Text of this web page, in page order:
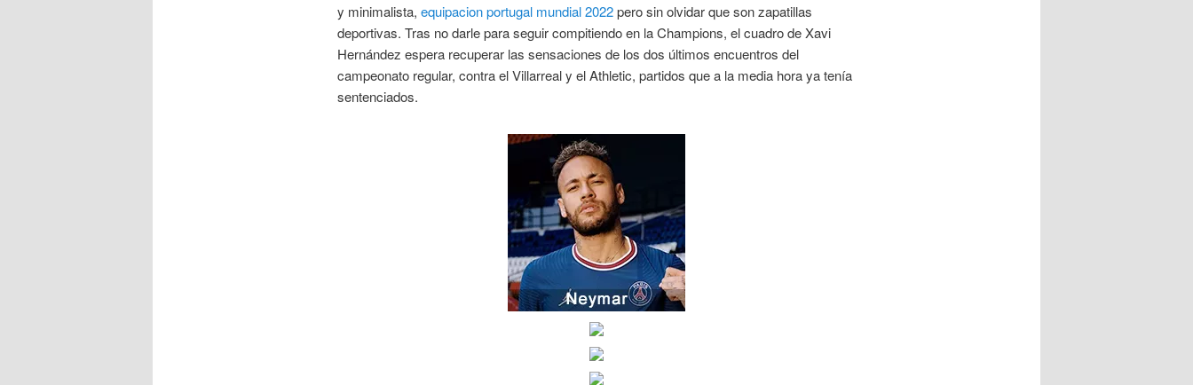
y minimalista, equipacion portugal mundial 2022pero sin olvidar que son zapatillas
deportivas. Tras no darle para seguir compitiendo en la Champions, el cuadro de Xavi
Hernández espera recuperar las sensaciones de los dos últimos encuentros del
campeonato regular, contra el Villarreal y el Athletic, partidos que a la media hora ya tenía
sentenciados.